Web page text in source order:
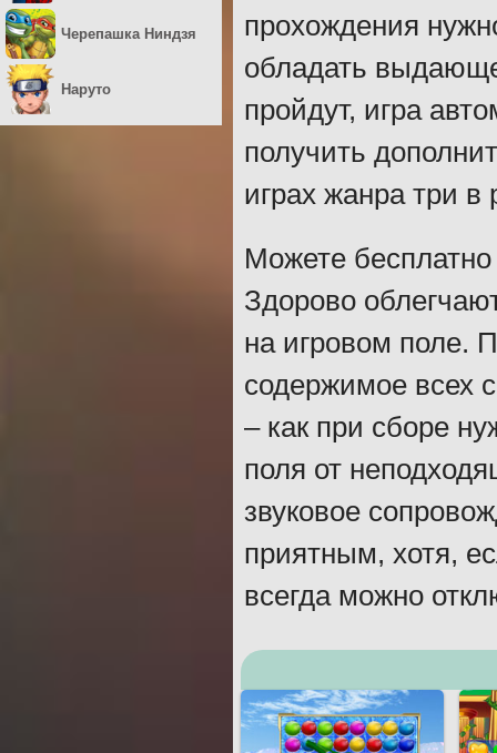
прохождения
обладать
пройдут, игра
получить
играх жанра три в
Можете
Здорово
на игровом поле.
содержимое всех
– как при сборе
поля от
звуковое
приятным, хотя,
всегда можно
Черепашка Ниндзя
Наруто